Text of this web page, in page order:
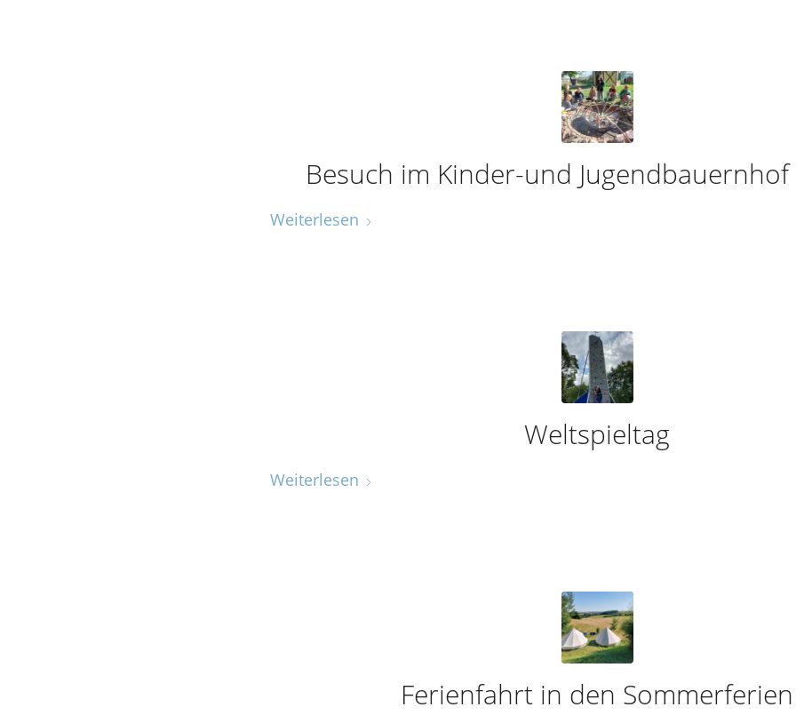
Besuch im Kinder-und
Weiterlesen
Weltspieltag
Weiterlesen
Ferienfahrt in den Sommerferien